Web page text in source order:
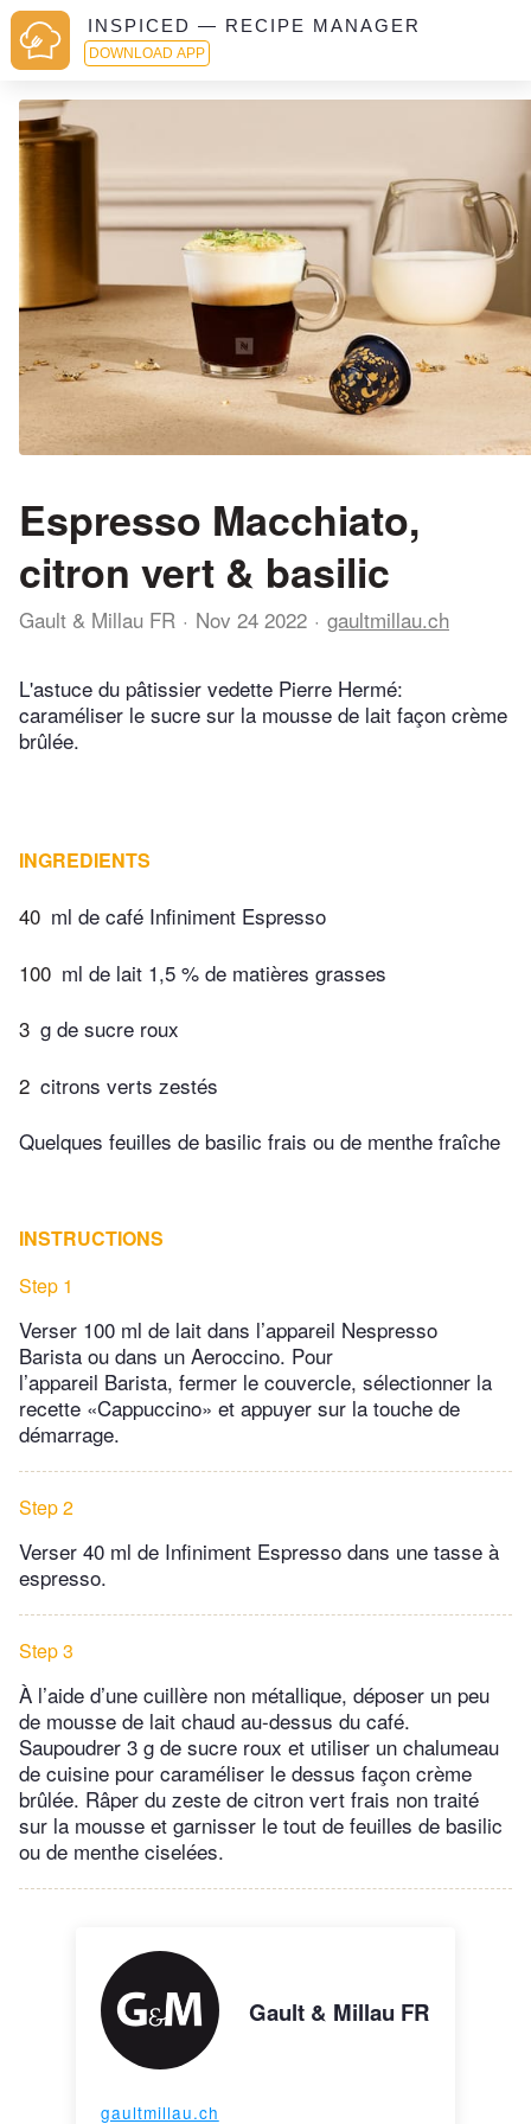
INSPICED — RECIPE MANAGER
DOWNLOAD APP
Espresso Macchiato,
citron vert & basilic
Gault & Millau FR Nov 24 2022 gaultmillau.ch
L'astuce du pâtissier vedette Pierre Hermé:
caraméliser le sucre sur la mousse de lait façon crème
brûlée.
INGREDIENTS
40 ml de café Infiniment Espresso
100 ml de lait 1,5 % de matières grasses
3 g de sucre roux
2 citrons verts zestés
Quelques feuilles de basilic frais ou de menthe fraîche
INSTRUCTIONS
Step 1
Verser 100 ml de lait dans l’appareil Nespresso
Barista ou dans un Aeroccino. Pour
l’appareil Barista, fermer le couvercle, sélectionner la
recette «Cappuccino» et appuyer sur la touche de
démarrage.
Step 2
Verser 40 ml de Infiniment Espresso dans une tasse à
espresso.
Step 3
À l’aide d’une cuillère non métallique, déposer un peu
de mousse de lait chaud au-dessus du café.
Saupoudrer 3 g de sucre roux et utiliser un chalumeau
de cuisine pour caraméliser le dessus façon crème
brûlée. Râper du zeste de citron vert frais non traité
sur la mousse et garnisser le tout de feuilles de basilic
ou de menthe ciselées.
Gault & Millau FR
gaultmillau.ch